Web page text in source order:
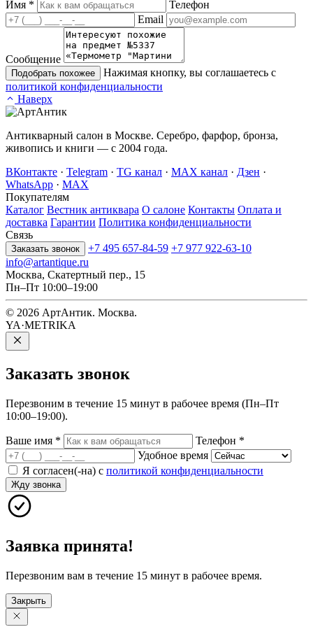
Имя *
Телефон
Email
Сообщение
Подобрать похожее
Нажимая кнопку, вы соглашаетесь с
политикой конфиденциальности
Наверх
Антикварный салон в Москве. Серебро, фарфор, бронза,
живопись и книги — с 2004 года.
ВКонтакте · Telegram · TG канал · MAX канал · Дзен ·
WhatsApp · MAX
Покупателям
Каталог Вестник антиквара О салоне Контакты Оплата и
доставка Гарантии Политика конфиденциальности
Связь
Заказать звонок +7 495 657-84-59 +7 977 922-63-10
info@artantique.ru
Москва, Скатертный пер., 15
Пн–Пт 10:00–19:00
© 2026 АртАнтик. Москва.
YA·METRIKA
Заказать звонок
Перезвоним в течение 15 минут в рабочее время (Пн–Пт
10:00–19:00).
Ваше имя * Телефон *
Удобное время
Я согласен(-на) с политикой конфиденциальности
Жду звонка
Заявка принята!
Перезвоним вам в течение 15 минут в рабочее время.
Закрыть